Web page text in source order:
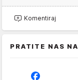
Komentiraj
PRATITE NAS NA